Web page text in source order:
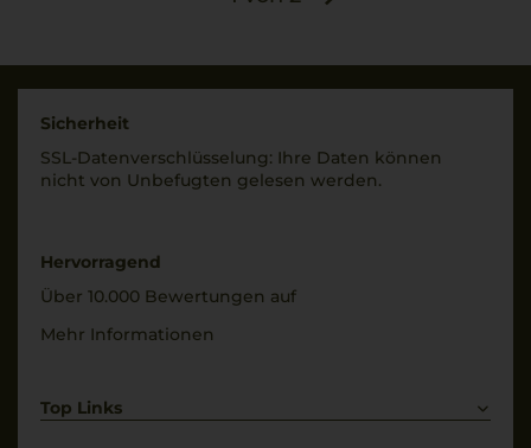
Sicherheit
SSL-Daten­verschlüs­selung: Ihre Daten können
nicht von Unbe­fugten gelesen werden.
Hervorragend
Über 10.000 Bewertungen auf
Mehr Informationen
Top Links